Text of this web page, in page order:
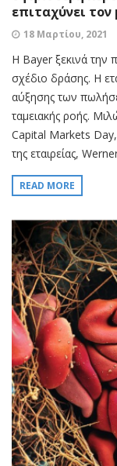
επιταχύνει
18 Μαρτίου, 2021
Η Bayer ξεκινά την
σχέδιο δράσης. Η
αύξησης των
ταμειακής ροής.
Capital Markets
της εταιρείας,
READ MORE